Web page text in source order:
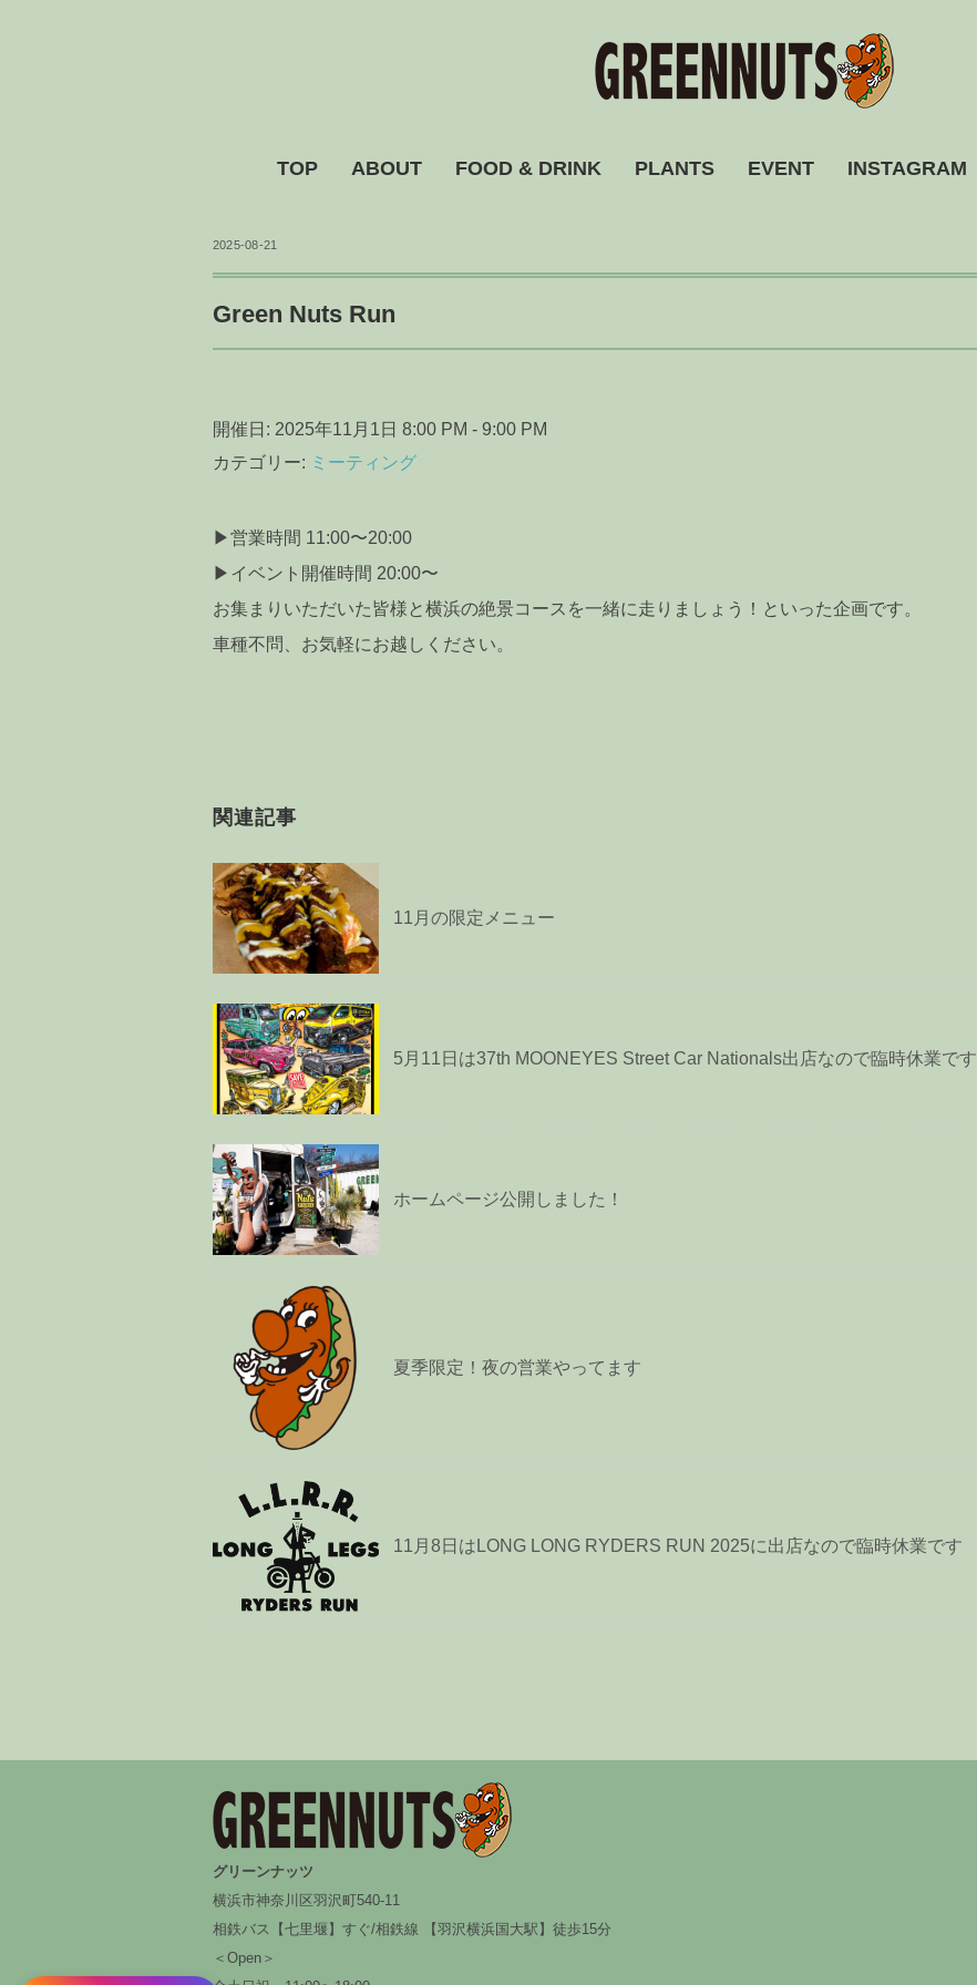
TOP ABOUT FOOD & DRINK PLANTS EVENT INSTAGRAM
2025-08-21
Green Nuts Run
開催日: 2025年11月1日 8:00 PM - 9:00 PM
カテゴリー: ミーティング
▶営業時間 11:00〜20:00
▶イベント開催時間 20:00〜
お集まりいただいた皆様と横浜の絶景コースを一緒に走りましょう！といった企画です。
車種不問、お気軽にお越しください。
関連記事
11月の限定メニュー
5月11日は37th MOONEYES Street Car Nationals出店なので臨時休業です
ホームページ公開しました！
夏季限定！夜の営業やってます
11月8日はLONG LONG RYDERS RUN 2025に出店なので臨時休業です
グリーンナッツ
横浜市神奈川区羽沢町540-11
相鉄バス【七里堰】すぐ/相鉄線 【羽沢横浜国大駅】徒歩15分
＜Open＞